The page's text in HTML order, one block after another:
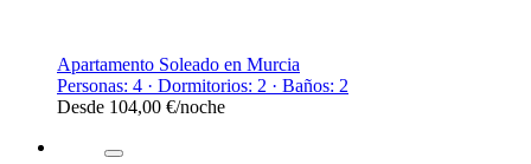
Apartamento Soleado en Murcia
Personas: 4 · Dormitorios: 2 · Baños: 2
Desde 104,00 €/noche